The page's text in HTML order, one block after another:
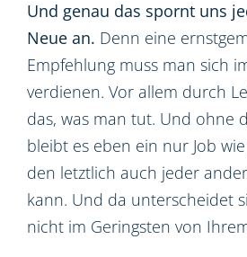
Und genau das spornt uns
Neue an. Denn eine
Empfehlung muss man sich
verdienen. Vor allem durch
das, was man tut. Und ohne
bleibt es eben ein nur Job
den letztlich auch jeder
kann. Und da unterscheidet
nicht im Geringsten von